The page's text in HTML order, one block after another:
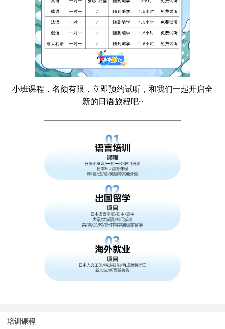
小班课程，名额有限，立即预约试听，和我们一起开启全
新的日语旅程吧~
培训课程